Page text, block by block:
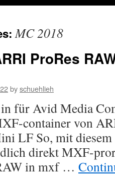
MC 2018
ProRes
byschuehlieh
für Avid Media
container von
LF So, mit diesem
direkt MXF-
in mxf …